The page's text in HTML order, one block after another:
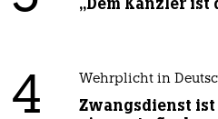
„Dem Kanzler ist
4 Wehrplicht in
Zwangsdienst